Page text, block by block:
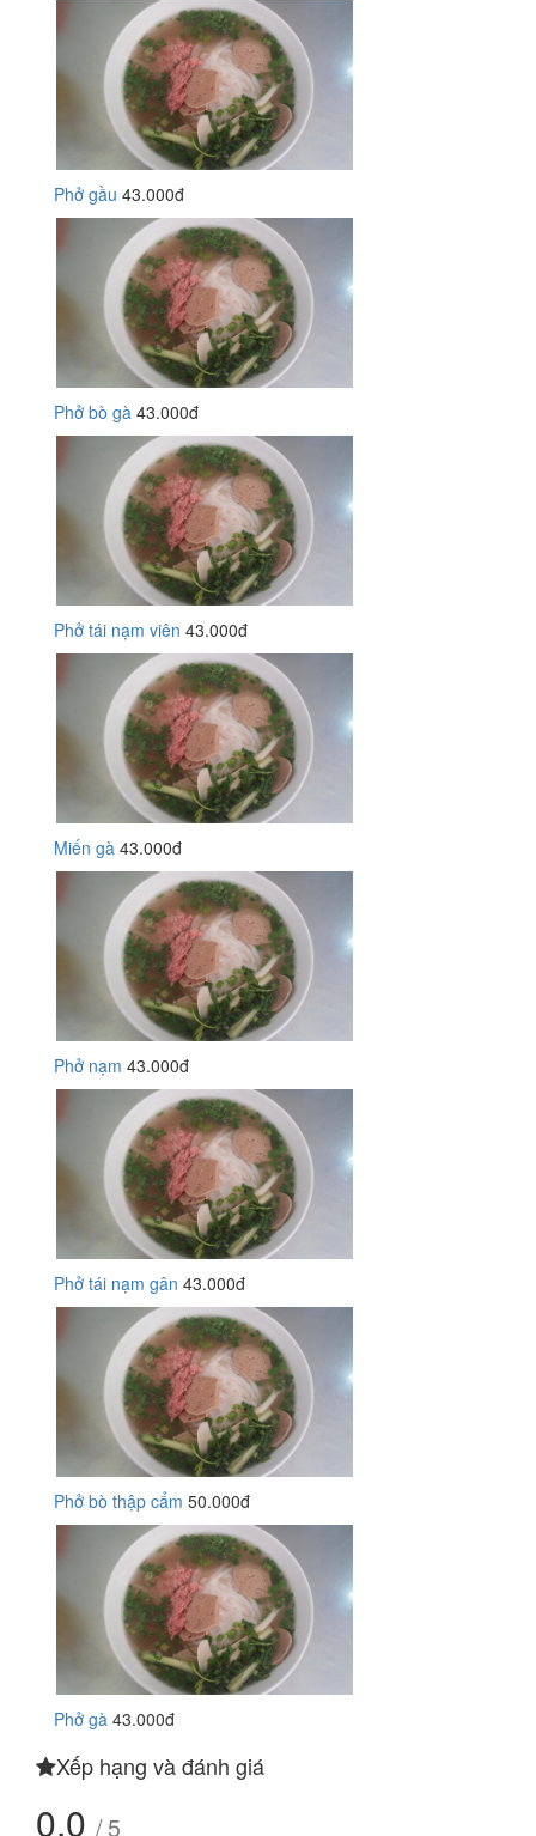
Phở gầu 43.000đ
Phở bò gà 43.000đ
Phở tái nạm viên 43.000đ
Miến gà 43.000đ
Phở nạm 43.000đ
Phở tái nạm gân 43.000đ
Phở bò thập cẩm 50.000đ
Phở gà 43.000đ
Xếp hạng và đánh giá
0.0 / 5